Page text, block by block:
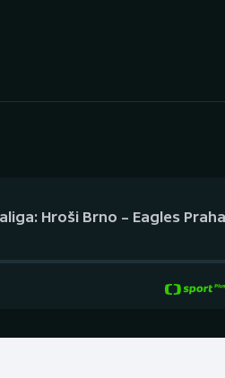
Plážový volejbal
Hroši Brno – Eagles Praha